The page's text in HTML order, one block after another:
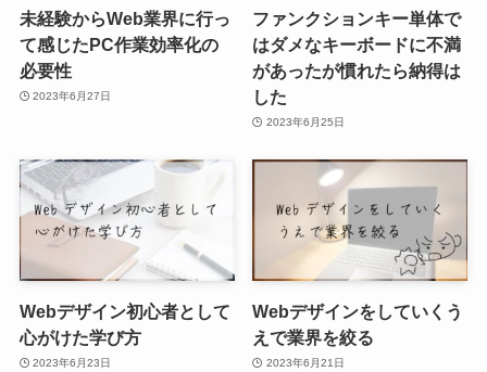
未経験からWeb業界に行っ
て感じたPC作業効率化の
必要性
2023年6月27日
ファンクションキー単体で
はダメなキーボードに不満
があったが慣れたら納得は
した
2023年6月25日
Webデザイン初心者として
心がけた学び方
2023年6月23日
Webデザインをしていくう
えで業界を絞る
2023年6月21日